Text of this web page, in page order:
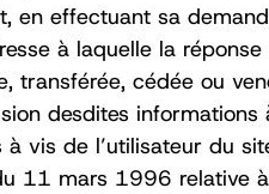
en effectuant sa
à laquelle la
transférée, cédée ou
desdites
de l’utilisateur du
mars 1996 relative